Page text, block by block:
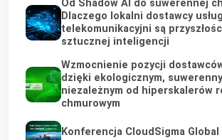
Od Shadow AI do suwerennej
Dlaczego lokalni dostawcy
telekomunikacyjni są
sztucznej inteligencji
Wzmocnienie pozycji
dzięki ekologicznym,
niezależnym od hiperskalerów
chmurowym
Konferencja CloudSigma